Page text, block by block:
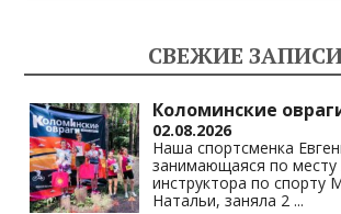
СВЕЖИЕ
Коломинские
02.08.2026
Наша спортсменка
занимающаяся по месту
инструктора по спорту
Натальи, заняла 2 ...